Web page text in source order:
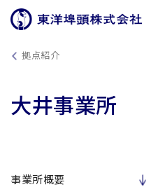
拠点紹介
大井事業所
事業所概要